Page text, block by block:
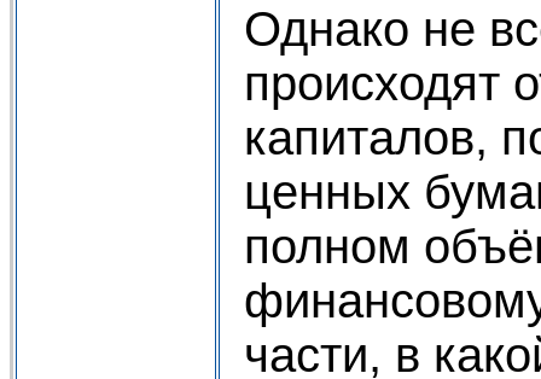
Однако не
происходят
капиталов,
ценных
полном
части, в